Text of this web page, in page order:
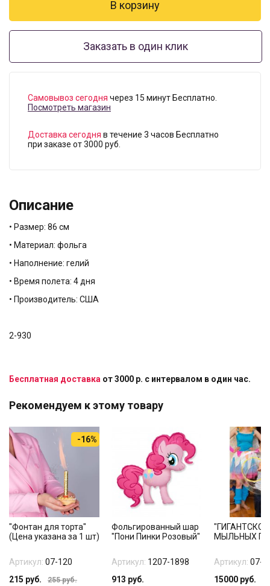
Заказать в один клик
Самовывоз сегодня через 15 минут Бесплатно.
Посмотреть магазин
Доставка сегодня в течение 3 часов Бесплатно
при заказе от 3000 руб.
Описание
• Размер: 86 см
• Материал: фольга
• Наполнение: гелий
• Время полета: 4 дня
• Производитель: США
2-930
Бесплатная доставка от 3000 р. с интервалом в один час.
Рекомендуем к этому товару
-16%
"Фонтан для торта"
(Цена указана за 1 шт)
Артикул: 07-120
215 руб. 255руб.
Фольгированный шар
"Пони Пинки Розовый"
Артикул: 1207-1898
913 руб.
МЫЛЬНЫХ
Артикул: 07-
15000 руб.